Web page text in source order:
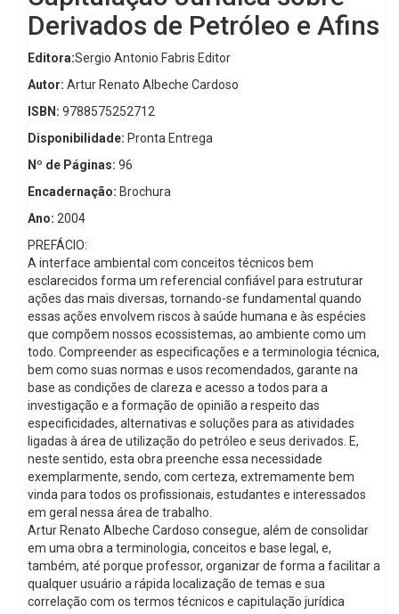
Derivados de Petróleo e Afins
Editora:Sergio Antonio Fabris Editor
Autor: Artur Renato Albeche Cardoso
ISBN: 9788575252712
Disponibilidade: Pronta Entrega
Nº de Páginas: 96
Encadernação: Brochura
Ano: 2004
PREFÁCIO:
A interface ambiental com conceitos técnicos bem
esclarecidos forma um referencial confiável para estruturar
ações das mais diversas, tornando-se fundamental quando
essas ações envolvem riscos à saúde humana e às espécies
que compõem nossos ecossistemas, ao ambiente como um
todo. Compreender as especificações e a terminologia técnica,
bem como suas normas e usos recomendados, garante na
base as condições de clareza e acesso a todos para a
investigação e a formação de opinião a respeito das
especificidades, alternativas e soluções para as atividades
ligadas à área de utilização do petróleo e seus derivados. E,
neste sentido, esta obra preenche essa necessidade
exemplarmente, sendo, com certeza, extremamente bem
vinda para todos os profissionais, estudantes e interessados
em geral nessa área de trabalho.
Artur Renato Albeche Cardoso consegue, além de consolidar
em uma obra a terminologia, conceitos e base legal, e,
também, até porque professor, organizar de forma a facilitar a
qualquer usuário a rápida localização de temas e sua
correlação com os termos técnicos e capitulação jurídica